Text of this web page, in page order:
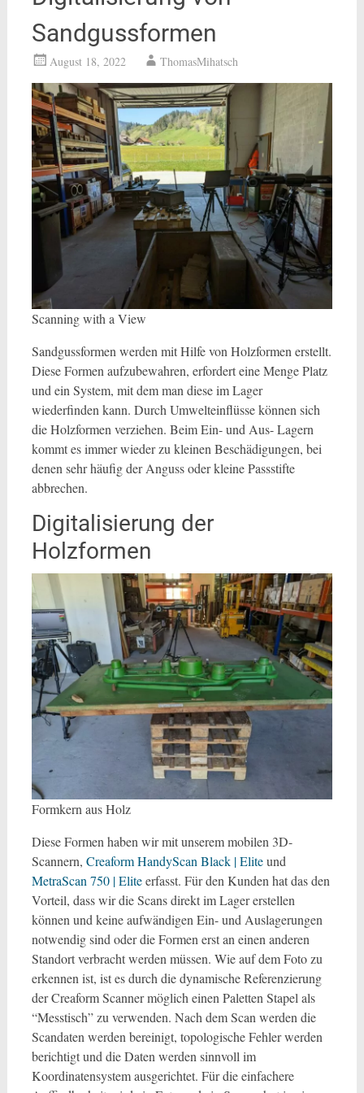
Sandgussformen
August 18, 2022 ThomasMihatsch
Scanning with a View
Sandgussformen werden mit Hilfe von Holzformen erstellt.
Diese Formen aufzubewahren, erfordert eine Menge Platz
und ein System, mit dem man diese im Lager
wiederfinden kann. Durch Umwelteinflüsse können sich
die Holzformen verziehen. Beim Ein- und Aus- Lagern
kommt es immer wieder zu kleinen Beschädigungen, bei
denen sehr häufig der Anguss oder kleine Passstifte
abbrechen.
Digitalisierung der
Holzformen
Formkern aus Holz
Diese Formen haben wir mit unserem mobilen 3D-
Scannern, Creaform HandyScan Black | Eliteund
MetraScan 750 | Eliteerfasst. Für den Kunden hat das den
Vorteil, dass wir die Scans direkt im Lager erstellen
können und keine aufwändigen Ein- und Auslagerungen
notwendig sind oder die Formen erst an einen anderen
Standort verbracht werden müssen. Wie auf dem Foto zu
erkennen ist, ist es durch die dynamische Referenzierung
der Creaform Scanner möglich einen Paletten Stapel als
“Messtisch” zu verwenden. Nach dem Scan werden die
Scandaten werden bereinigt, topologische Fehler werden
berichtigt und die Daten werden sinnvoll im
Koordinatensystem ausgerichtet. Für die einfachere